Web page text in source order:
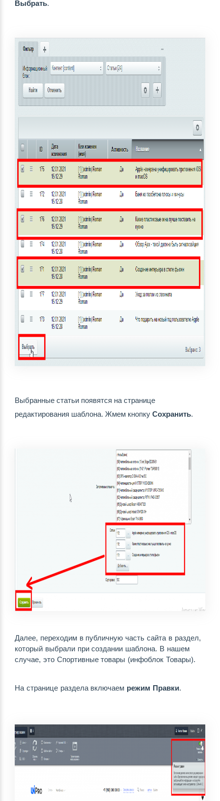
Выбрать.
Выбранные статьи появятся на странице
редактирования шаблона. Жмем кнопку Сохранить.
Далее, переходим в публичную часть сайта в раздел,
который выбрали при создании шаблона. В нашем
случае, это Спортивные товары (инфоблок Товары).
На странице раздела включаем режим Правки.